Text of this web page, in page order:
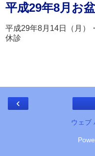
平成29年8月お
平成29年8月14日（月）
休診
‹
ウェブ